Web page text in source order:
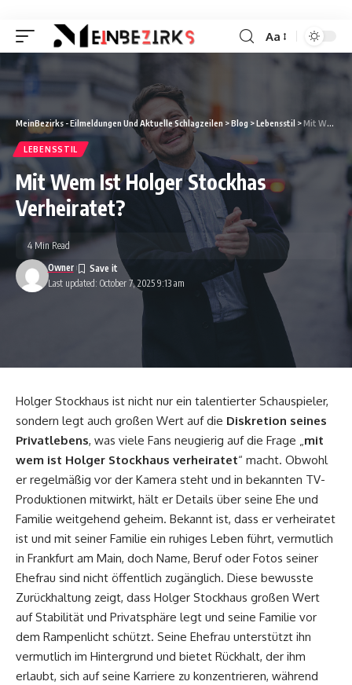
Font
Resizer
Aa
MeinBezirks - Eilmeldungen Und Aktuelle Schlagzeilen >Blog >Lebensstil >Mit Wem Ist Holger Stockhas Verheiratet?
LEBENSSTIL
Mit Wem Ist Holger Stockhas
Verheiratet?
Last updated: October 7, 2025 9:13 am
Owner
4 Min Read
Holger Stockhaus ist nicht nur ein talentierter Schauspieler,
sondern legt auch großen Wert auf die Diskretion seines
Privatlebens, was viele Fans neugierig auf die Frage „mit
wem ist Holger Stockhaus verheiratet“ macht. Obwohl
er regelmäßig vor der Kamera steht und in bekannten TV-
Produktionen mitwirkt, hält er Details über seine Ehe und
Familie weitgehend geheim. Bekannt ist, dass er verheiratet
ist und mit seiner Familie ein ruhiges Leben führt, vermutlich
in Frankfurt am Main, doch Name, Beruf oder Fotos seiner
Ehefrau sind nicht öffentlich zugänglich. Diese bewusste
Zurückhaltung zeigt, dass Holger Stockhaus großen Wert
auf Stabilität und Privatsphäre legt und seine Familie vor
dem Rampenlicht schützt. Seine Ehefrau unterstützt ihn
vermutlich im Hintergrund und bietet Rückhalt, der ihm
erlaubt, sich auf seine Karriere zu konzentrieren, während